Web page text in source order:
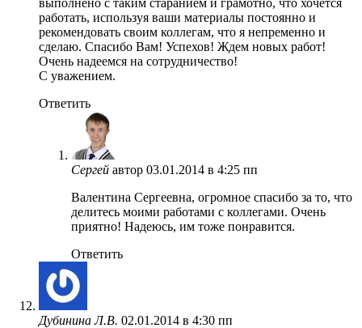
работать, используя ваши материалы постоянно и
рекомендовать своим коллегам, что я непременно и
сделаю. Спасибо Вам! Успехов! Ждем новых работ!
Очень надеемся на сотрудничество!
С уважением.
Ответить
Сергей автор 03.01.2014 в 4:25 пп
Валентина Сергеевна, огромное спасибо за то, что
делитесь моими работами с коллегами. Очень
приятно! Надеюсь, им тоже понравится.
Ответить
Дубинина Л.В. 02.01.2014 в 4:30 пп